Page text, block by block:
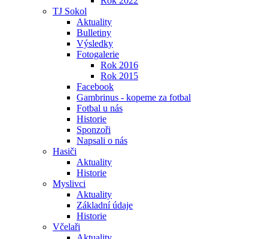
TJ Sokol
Aktuality
Bulletiny
Výsledky
Fotogalerie
Rok 2016
Rok 2015
Facebook
Gambrinus - kopeme za fotbal
Fotbal u nás
Historie
Sponzoři
Napsali o nás
Hasiči
Aktuality
Historie
Myslivci
Aktuality
Základní údaje
Historie
Včelaři